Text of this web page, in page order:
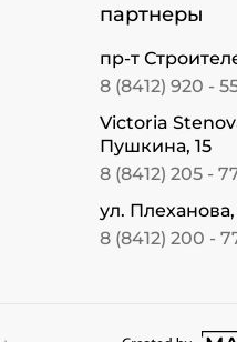
партнеры
пр-т
8 (8412) 920 -
Victoria
Пушкина, 15
8 (8412) 205 -
ул. Плеханова,
8 (8412) 200 -